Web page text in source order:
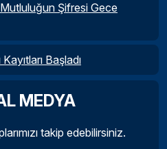
Şifresi Gece
Başladı
MEDYA
takip edebilirsiniz.